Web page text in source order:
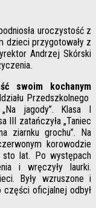
uroczystość z
dzieci przygotowały z
Andrzej Skórski
swoim kochanym
Przedszkolnego
jagody”. Klasa I
III zatańczyła „Taniec
ziarnku grochu”. Na
korowodzie
lat. Po występach
i wręczyły laurki.
Były wzruszone i
oficjalnej odbył